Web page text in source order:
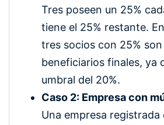
Tres poseen un 25%
tiene el 25% restante.
tres socios con 25%
beneficiarios finales, ya
umbral del 20%.
Caso 2: Empresa con
Una empresa registrada